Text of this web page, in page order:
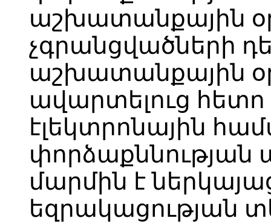
աշխատանքային
չգրանցվածների
աշխատանքային
ավարտելուց
էլեկտրոնային
փորձաքննության
մարմին է
եզրակացության